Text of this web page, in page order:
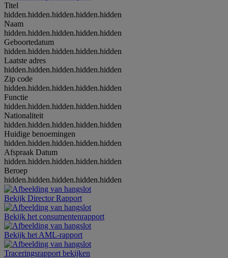
Titel
hidden.hidden.hidden.hidden.hidden
Naam
hidden.hidden.hidden.hidden.hidden
Geboortedatum
hidden.hidden.hidden.hidden.hidden
Laatste adres
hidden.hidden.hidden.hidden.hidden
Zip code
hidden.hidden.hidden.hidden.hidden
Functie
hidden.hidden.hidden.hidden.hidden
Nationaliteit
hidden.hidden.hidden.hidden.hidden
Huidige benoemingen
hidden.hidden.hidden.hidden.hidden
Afspraak Datum
hidden.hidden.hidden.hidden.hidden
Beroep
hidden.hidden.hidden.hidden.hidden
Bekijk Director Rapport
Bekijk het consumentenrapport
Bekijk het AML-rapport
Traceringsrapport bekijken